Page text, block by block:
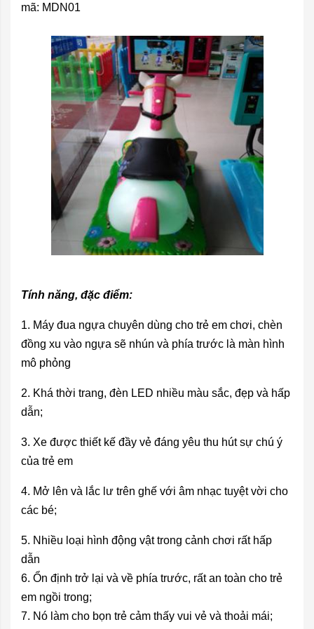
mã: MDN01
Tính năng, đặc điểm:
1. Máy đua ngựa chuyên dùng cho trẻ em chơi, chèn
đồng xu vào ngựa sẽ nhún và phía trước là màn hình
mô phỏng
2. Khá thời trang, đèn LED nhiều màu sắc, đẹp và hấp
dẫn;
3. Xe được thiết kế đầy vẻ đáng yêu thu hút sự chú ý
của trẻ em
4. Mở lên và lắc lư trên ghế với âm nhạc tuyệt vời cho
các bé;
5. Nhiều loại hình động vật trong cảnh chơi rất hấp
dẫn
6. Ổn định trở lại và về phía trước, rất an toàn cho trẻ
em ngồi trong;
7. Nó làm cho bọn trẻ cảm thấy vui vẻ và thoải mái;